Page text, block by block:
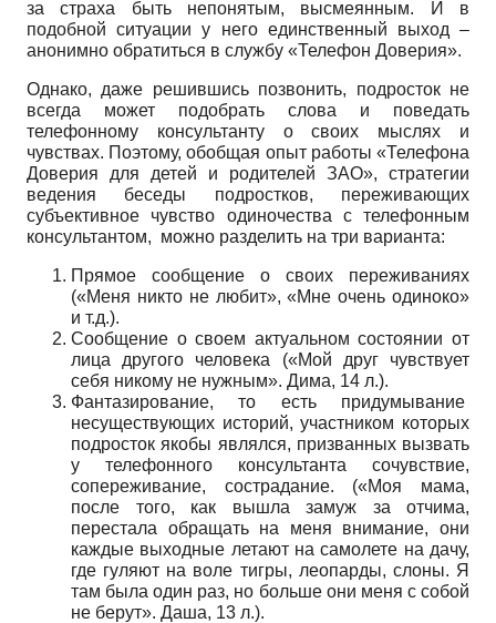
за страха быть непонятым, высмеянным. И в
подобной ситуации у него единственный выход –
анонимно обратиться в службу «Телефон Доверия».
Однако, даже решившись позвонить, подросток не
всегда может подобрать слова и поведать
телефонному консультанту о своих мыслях и
чувствах. Поэтому, обобщая опыт работы «Телефона
Доверия для детей и родителей ЗАО», стратегии
ведения беседы подростков, переживающих
субъективное чувство одиночества с телефонным
консультантом, можно разделить на три варианта:
Прямое сообщение о своих переживаниях
(«Меня никто не любит», «Мне очень одиноко»
и т.д.).
Сообщение о своем актуальном состоянии от
лица другого человека («Мой друг чувствует
себя никому не нужным». Дима, 14 л.).
Фантазирование, то есть придумывание
несуществующих историй, участником которых
подросток якобы являлся, призванных вызвать
у телефонного консультанта сочувствие,
сопереживание, сострадание. («Моя мама,
после того, как вышла замуж за отчима,
перестала обращать на меня внимание, они
каждые выходные летают на самолете на дачу,
где гуляют на воле тигры, леопарды, слоны. Я
там была один раз, но больше они меня с собой
не берут». Даша, 13 л.).